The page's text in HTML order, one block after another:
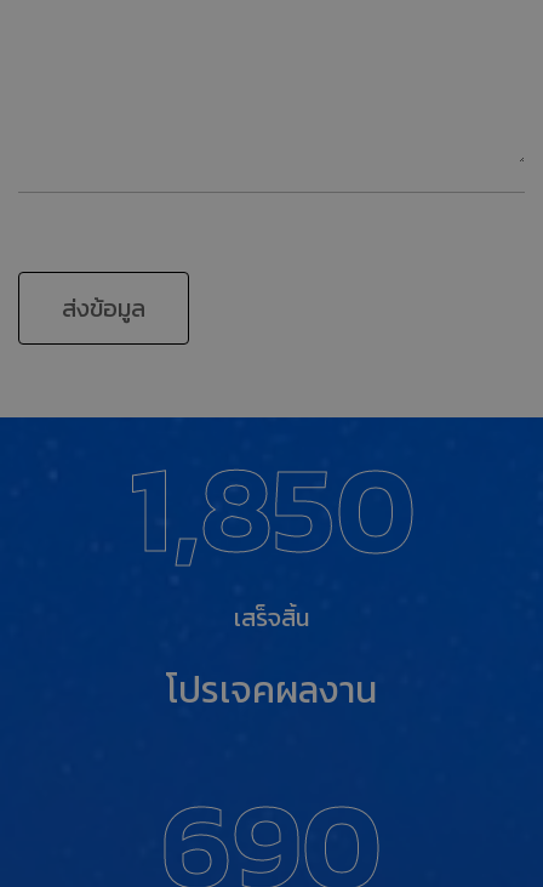
ส่งข้อมูล
1,850
เสร็จสิ้น
โปรเจคผลงาน
690